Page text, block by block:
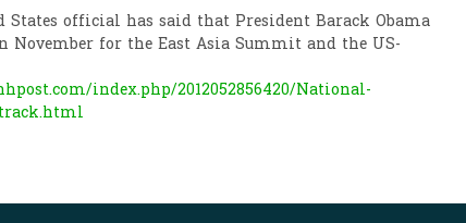
official has said that President Barack Obama
for the East Asia Summit and the US-
index.php/2012052856420/National-